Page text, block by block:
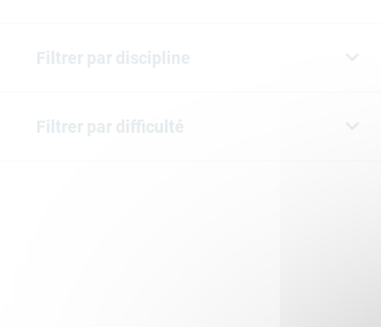
Filtrer par discipline
Filtrer par difficulté